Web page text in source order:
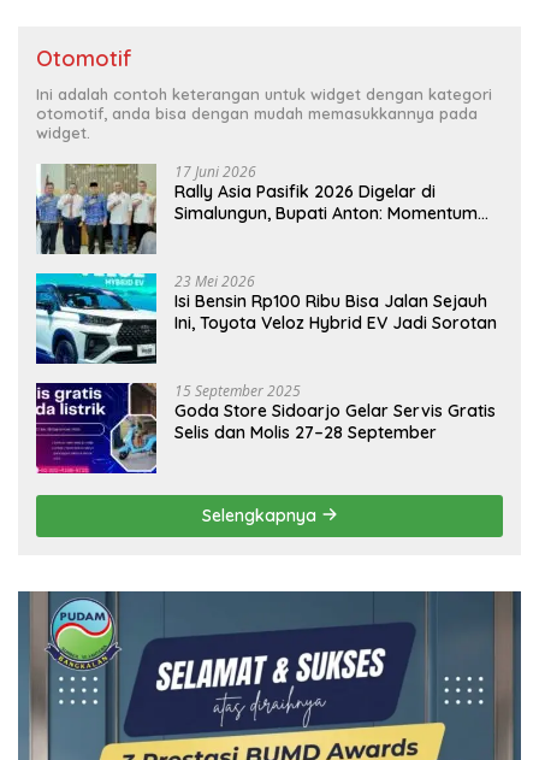
Otomotif
Ini adalah contoh keterangan untuk widget dengan kategori
otomotif, anda bisa dengan mudah memasukkannya pada
widget.
17 Juni 2026
Rally Asia Pasifik 2026 Digelar di
Simalungun, Bupati Anton: Momentum
23 Mei 2026
Isi Bensin Rp100 Ribu Bisa Jalan Sejauh
Ini, Toyota Veloz Hybrid EV Jadi Sorotan
15 September 2025
Goda Store Sidoarjo Gelar Servis Gratis
Selis dan Molis 27–28 September
Selengkapnya